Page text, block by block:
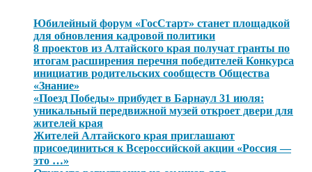
Юбилейный форум «ГосСтарт» станет площадкой
для обновления кадровой политики
8 проектов из Алтайского края получат гранты по
итогам расширения перечня победителей Конкурса
инициатив родительских сообществ Общества
«Знание»
«Поезд Победы» прибудет в Барнаул 31 июля:
уникальный передвижной музей откроет двери для
жителей края
Жителей Алтайского края приглашают
присоединиться к Всероссийской акции «Россия —
это …»